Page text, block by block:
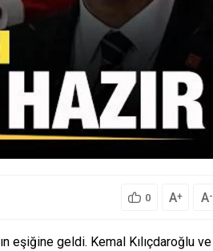
0 A+ A-
eşiğine geldi. Kemal Kılıçdaroğlu ve